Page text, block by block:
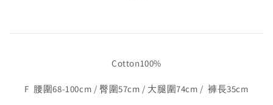
Cotton100%
F 腰圍68-100cm / 臀圍57cm / 大腿圍74cm / 褲長35cm